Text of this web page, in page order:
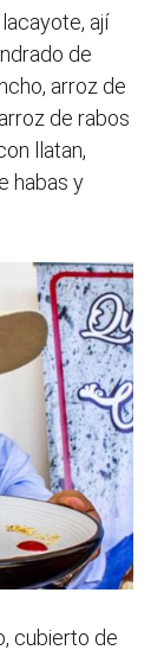
ají
de
arroz de
de rabos
llatan,
habas y
cubierto de